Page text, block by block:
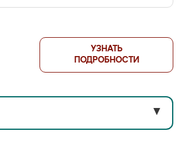
УЗНАТЬ
ПОДРОБНОСТИ
▼